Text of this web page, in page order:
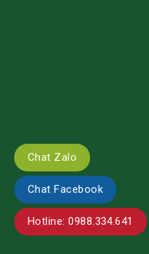
Chat Zalo
Chat Facebook
Hotline: 0988.334.641